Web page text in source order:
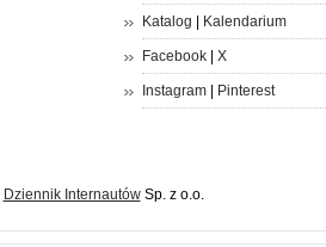
Katalog Kalendarium
Facebook| X
Instagram| Pinterest
Dziennik InternautówSp. z o.o.